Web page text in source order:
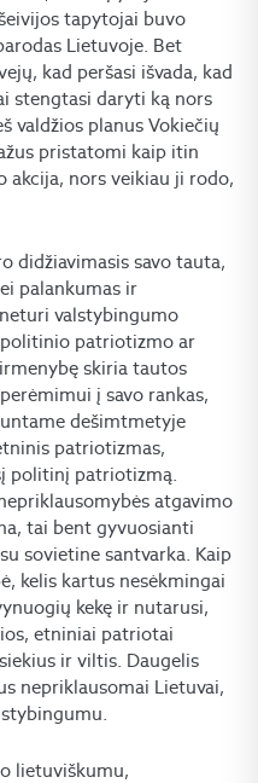
tapytojai buvo
Lietuvoje. Bet
kad peršasi išvada, kad
stengtasi daryti ką nors
valdžios planus Vokiečių
pristatomi kaip itin
nors veikiau ji rodo,
didžiavimasis savo tauta,
palankumas ir
valstybingumo
patriotizmo ar
skiria tautos
į savo rankas,
dešimtmetyje
patriotizmas,
politinį patriotizmą.
atgavimo
tai bent gyvuosianti
sovietine santvarka. Kaip
kelis kartus nesėkmingai
kekę ir nutarusi,
etniniai patriotai
ir viltis. Daugelis
nepriklausomai Lietuvai,
lietuviškumu,